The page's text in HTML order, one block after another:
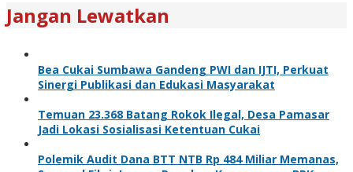
Jangan Lewatkan
Bea Cukai Sumbawa Gandeng PWI dan IJTI, Perkuat
Sinergi Publikasi dan Edukasi Masyarakat
Temuan 23.368 Batang Rokok Ilegal, Desa Pamasar
Jadi Lokasi Sosialisasi Ketentuan Cukai
Polemik Audit Dana BTT NTB Rp 484 Miliar Memanas,